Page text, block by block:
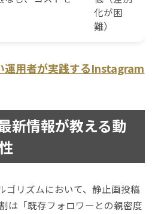
化が困
難）
運用者が実践するInstagram
新情報が教える動
ゴリズムにおいて、静止画投稿
は「既存フォロワーとの親密度